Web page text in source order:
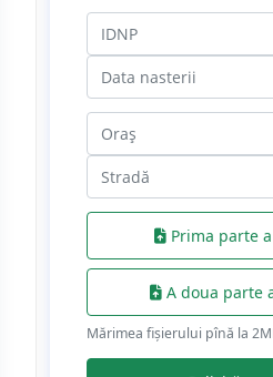
Prima parte
A doua parte
Mărimea fișierului pînă la